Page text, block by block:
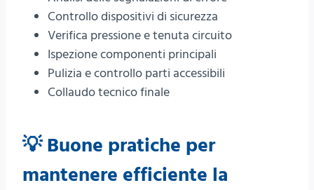
Controllo dispositivi di sicurezza
Verifica pressione e tenuta circuito
Ispezione componenti principali
Pulizia e controllo parti accessibili
Collaudo tecnico finale
💡 Buone pratiche per
mantenere efficiente la